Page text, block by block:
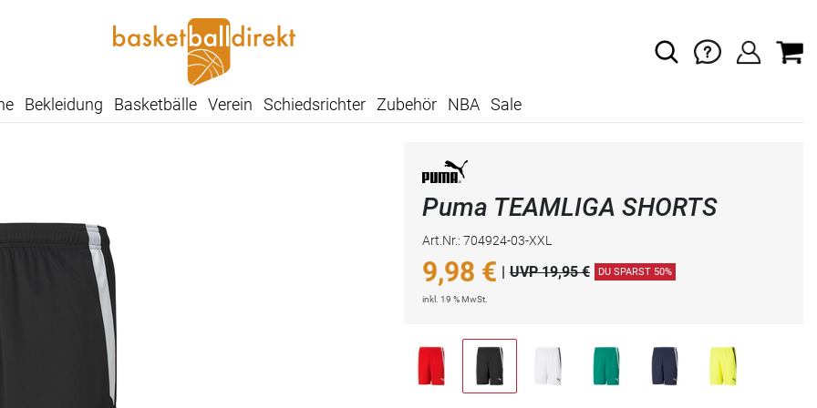
Bekleidung Basketbälle Verein Schiedsrichter Zubehör NBA Sale
Puma TEAMLIGA SHORTS
Art.Nr.: 704924-03-XXL
9,98 € | UVP 19,95 € DU SPARST 50%
inkl. 19 % MwSt.